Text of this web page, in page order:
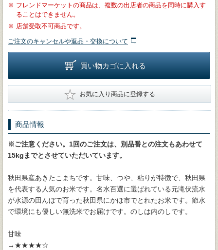
※ フレンドマーケットの商品は、複数の出店者の商品を同時に購入す
ることはできません。
※ 店舗受取不可商品です。
ご注文のキャンセルや返品・交換について
買い物カゴに入れる
★ お気に入り商品に登録する
商品情報
※ご注意ください。1回のご注文は、別品番との注文もあわせて
15kgまでとさせていただいています。
秋田県産あきたこまちです。甘味、つや、粘りが特徴で、秋田県
を代表する人気のお米です。名水百選に選ばれている元滝伏流水
が水源の田んぼで育った秋田県にかほ市でとれたお米です。節水
で環境にも優しい無洗米でお届けです。のしは内のしです。
甘味